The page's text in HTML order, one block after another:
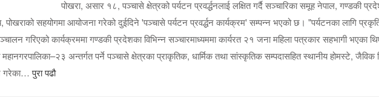
पोखरा, असार १८, पञ्चासे क्षेत्रको पर्यटन प्रवर्द्धनलाई लक्षित गर्दै सञ्चारिका समूह नेपाल, गण्डकी
पोखराको सहयोगमा आयोजना गरेको दुईदिने 'पञ्चासे पर्यटन प्रवर्द्धन कार्यक्रम' सम्पन्न भएको छ। "पर्यटनका लागि
गरिएको कार्यक्रममा गण्डकी प्रदेशका विभिन्न सञ्चारमाध्यममा कार्यरत २१ जना महिला पत्रकार सहभागी भएका
अन्तर्गत पर्ने पञ्चासे क्षेत्रका प्राकृतिक, धार्मिक तथा सांस्कृतिक सम्पदासहित स्थानीय होमस्टे, जैविक
गरेका…पुरा पढौ